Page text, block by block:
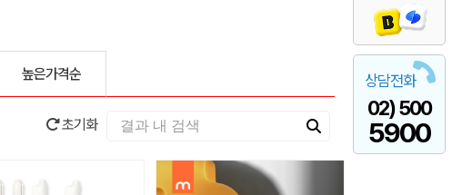
상담전화
02) 500
5900
높은가격순
초기화